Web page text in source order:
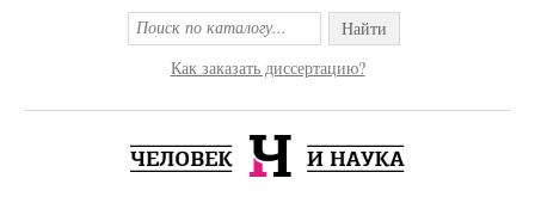
Найти
Как заказать диссертацию?